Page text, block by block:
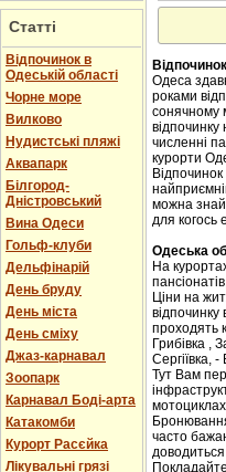
Статті
Відпочинок в
Одеській області
Чорне море
Вилково
Нудистські пляжі
Аквапарк
Білгород-
Дністровський
Вина Одеси
Гольф-клуби
Дельфінарій
День бруду
День міста
День сміху
Джаз-карнавал
Зоопарк
Карнавал Боді-арта
Катакомби
Курорт Расєйка
Лікувальні грязі
Одеса
роками
сонячному
відпочинку
численні
курорти
можна
для когось
Одеська
На
Ціни на
відпочинку
проходять
Грибівка ,
Сергіївка,
Тут Вам
часто